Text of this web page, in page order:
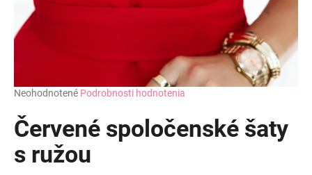
Priemerné
produktu
je
z
Neohodnotené Podrobnosti hodnotenia
Červené spoločenské šaty
s ružou